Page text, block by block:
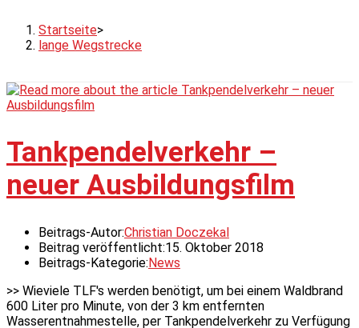
Startseite>
lange Wegstrecke
Tankpendelverkehr –
neuer Ausbildungsfilm
Beitrags-Autor:Christian Doczekal
Beitrag veröffentlicht:15. Oktober 2018
Beitrags-Kategorie: News
>> Wieviele TLF's werden benötigt, um bei einem Waldbrand
600 Liter pro Minute, von der 3 km entfernten
Wasserentnahmestelle, per Tankpendelverkehr zu Verfügung